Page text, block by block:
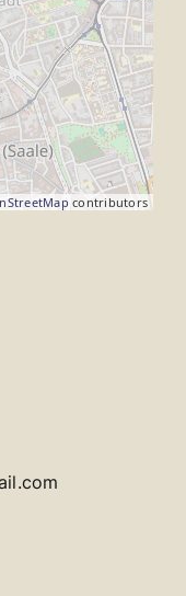
contributors